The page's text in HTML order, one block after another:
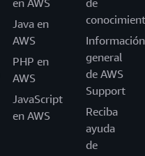
en AWS
Java en
AWS
PHP en
AWS
JavaScript
en AWS
de
Información
general
de AWS
Support
Reciba
ayuda
de